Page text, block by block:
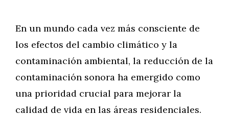
En un mundo cada vez más consciente de
los efectos del cambio climático y la
contaminación ambiental, la reducción de la
contaminación sonora ha emergido como
una prioridad crucial para mejorar la
calidad de vida en las áreas residenciales.